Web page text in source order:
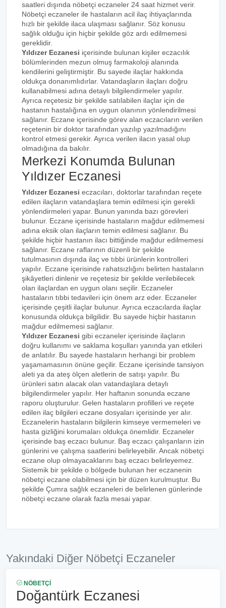
saatleri dışında nöbetçi eczaneler 24 saat hizmet verir.
Nöbetçi eczaneler ile hastaların acil ilaç ihtiyaçlarında
hızlı bir şekilde ilaca ulaşması sağlanır. Söz konusu
sağlık olduğu için hiçbir şekilde göz ardı edilmemesi
gereklidir.
Yıldızer Eczanesi içerisinde bulunan kişiler eczacılık
bölümlerinden mezun olmuş farmakoloji alanında
kendilerini geliştirmiştir. Bu sayede ilaçlar hakkında
oldukça donanımlıdırlar. Vatandaşların ilaçları doğru
kullanabilmesi adına detaylı bilgilendirmeler yapılır.
Ayrıca reçetesiz bir şekilde satılabilen ilaçlar için de
hastanın hastalığına en uygun olanının yönlendirilmesi
sağlanır. Eczane içerisinde görev alan eczacıların verilen
reçetenin bir doktor tarafından yazılıp yazılmadığını
kontrol etmesi gerekir. Ayrıca verilen ilacın yasal olup
olmadığına da bakılır.
Merkezi Konumda Bulunan
Yıldızer Eczanesi
Yıldızer Eczanesi eczacıları, doktorlar tarafından reçete
edilen ilaçların vatandaşlara temin edilmesi için gerekli
yönlendirmeleri yapar. Bunun yanında bazı görevleri
bulunur. Eczane içerisinde hastaların mağdur edilmemesi
adına eksik olan ilaçların temin edilmesi sağlanır. Bu
şekilde hiçbir hastanın ilacı bittiğinde mağdur edilmemesi
sağlanır. Eczane raflarının düzenli bir şekilde
tutulmasının dışında ilaç ve tıbbi ürünlerin kontrolleri
yapılır. Eczane içerisinde rahatsızlığını belirten hastaların
şikâyetleri dinlenir ve reçetesiz bir şekilde verilebilecek
olan ilaçlardan en uygun olanı seçilir. Eczaneler
hastaların tıbbi tedavileri için önem arz eder. Eczaneler
içerisinde çeşitli ilaçlar bulunur. Ayrıca eczacılarda ilaçlar
konusunda oldukça bilgilidir. Bu sayede hiçbir hastanın
mağdur edilmemesi sağlanır.
Yıldızer Eczanesi gibi eczaneler içerisinde ilaçların
doğru kullanımı ve saklama koşulları yanında yan etkileri
de anlatılır. Bu sayede hastaların herhangi bir problem
yaşamamasının önüne geçilir. Eczane içerisinde tansiyon
aleti ya da ateş ölçen aletlerin de satışı yapılır. Bu
ürünleri satın alacak olan vatandaşlara detaylı
bilgilendirmeler yapılır. Her haftanın sonunda eczane
raporu oluşturulur. Gelen hastaların profilleri ve reçete
edilen ilaç bilgileri eczane dosyaları içerisinde yer alır.
Eczanelerin hastaların bilgilerin kimseye vermemeleri ve
hasta gizliğini korumaları oldukça önemlidir. Eczaneler
içerisinde baş eczacı bulunur. Baş eczacı çalışanların izin
günlerini ve çalışma saatlerini belirleyebilir. Ancak nöbetçi
eczane olup olmayacaklarını baş eczacı belirleyemez.
Sistemik bir şekilde o bölgede bulunan her eczanenin
nöbetçi eczane olabilmesi için bir düzen kurulmuştur. Bu
şekilde Çumra sağlık eczaneleri de belirlenen günlerinde
nöbetçi eczane olarak fazla mesai yapar.
Yakındaki Diğer Nöbetçi Eczaneler
NÖBETÇI
Doğantürk Eczanesi